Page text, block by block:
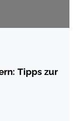
Tipps zur